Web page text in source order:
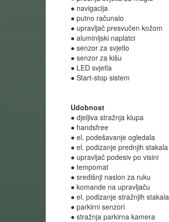
● navigacija
● putno računalo
● upravljač presvučen kožom
● aluminijski naplatci
● senzor za svjetlo
● senzor za kišu
● LED svjetla
● Start-stop sistem
Udobnost
● djeljiva stražnja klupa
● handsfree
● el. podešavanje ogledala
● el. podizanje prednjih stakala
● upravljač podesiv po visini
● tempomat
● središnji naslon za ruku
● komande na upravljaču
● el. podizanje stražnjih stakala
● parkirni senzori
● stražnja parkirna kamera